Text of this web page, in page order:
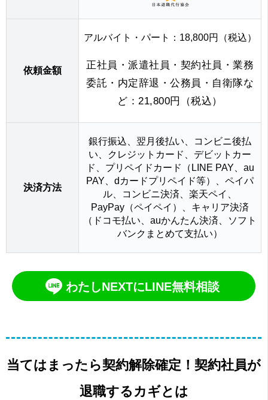
依頼金額
アルバイト・パート：18,800円（税込）
正社員・派遣社員・契約社員・業務
委託・内定辞退・公務員・自衛隊な
ど：21,800円（税込）
決済方法
銀行振込、翌月後払い、コンビニ後払
い、クレジットカード、デビットカー
ド、プリペイドカード（LINE PAY、au
PAY、dカードプリペイド等）、ペイパ
ル、コンビニ決済、楽天ペイ、
PayPay（ペイペイ）、キャリア決済
（ドコモ払い、auかんたん決済、ソフト
バンクまとめて支払い）
わたしNEXTにLINE無料相談
当てはまったら契約解除確定！契約社員が
退職するカギとは